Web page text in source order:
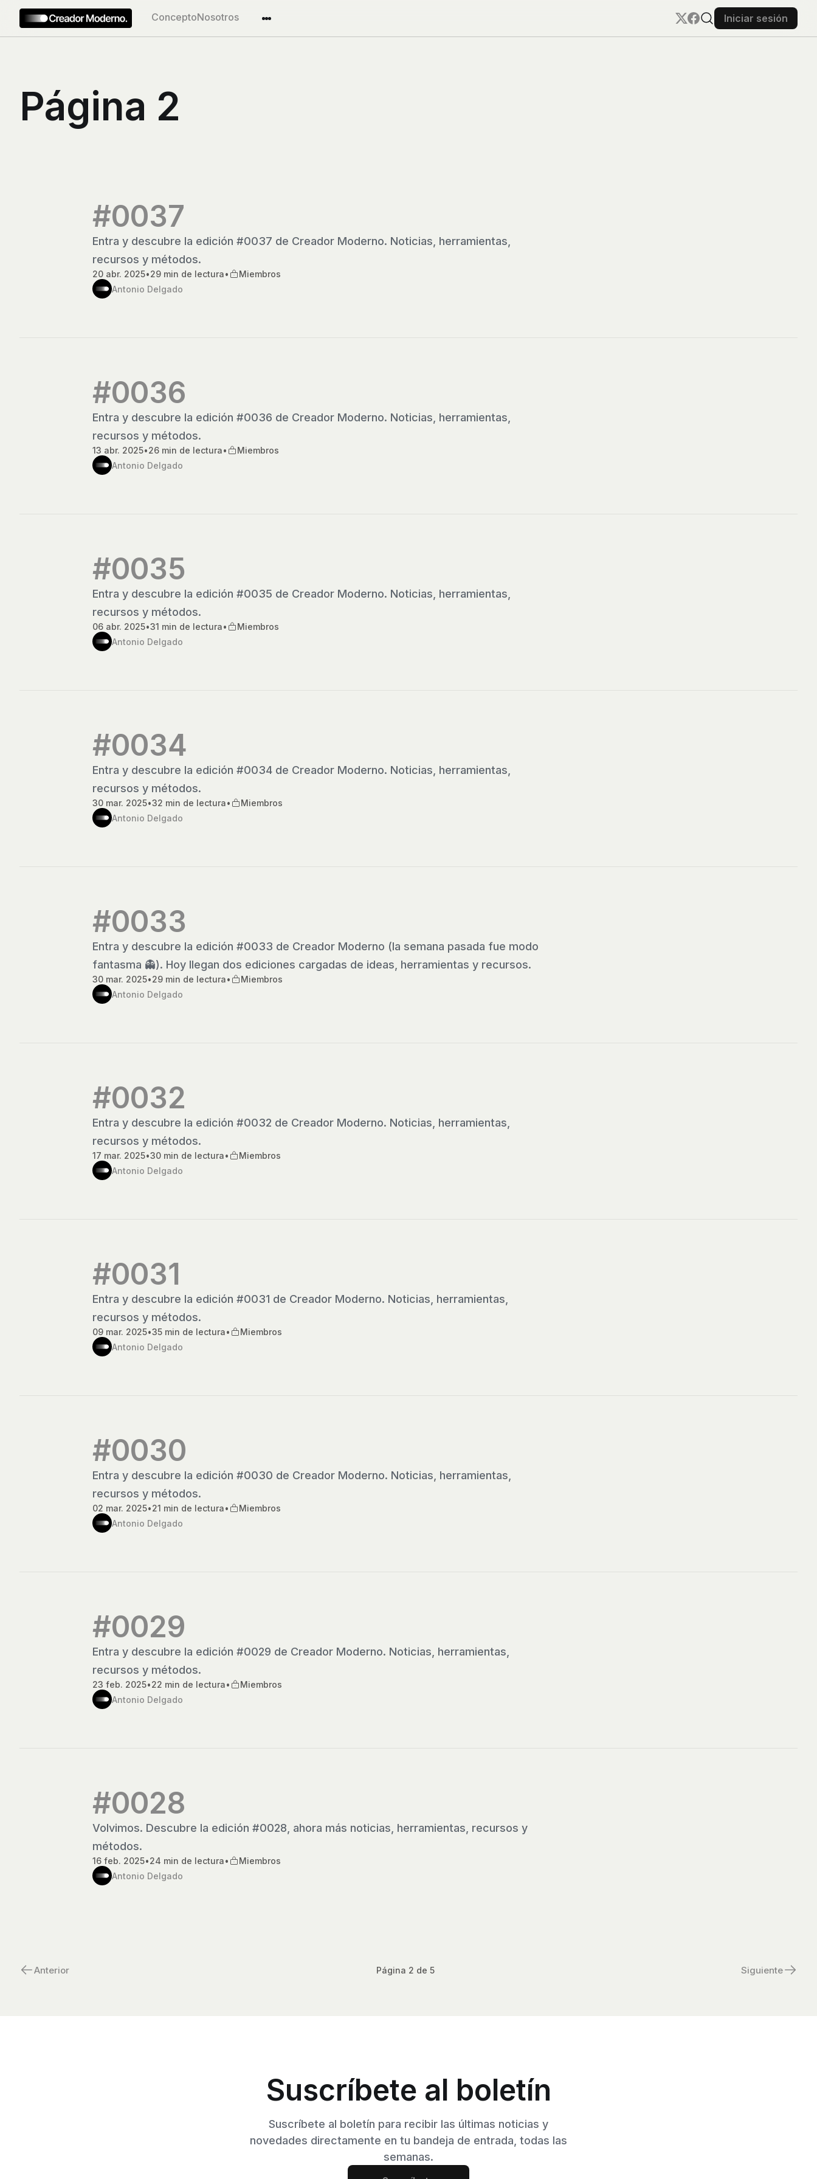
ConceptoNosotros Iniciar sesión
Página 2
#0037
Entra y descubre la edición #0037 de Creador Moderno. Noticias, herramientas,
recursos y métodos.
20 abr. 2025•29 min de lectura•
Miembros
Antonio Delgado
#0036
Entra y descubre la edición #0036 de Creador Moderno. Noticias, herramientas,
recursos y métodos.
13 abr. 2025•26 min de lectura•
Miembros
Antonio Delgado
#0035
Entra y descubre la edición #0035 de Creador Moderno. Noticias, herramientas,
recursos y métodos.
06 abr. 2025•31 min de lectura•
Miembros
Antonio Delgado
#0034
Entra y descubre la edición #0034 de Creador Moderno. Noticias, herramientas,
recursos y métodos.
30 mar. 2025•32 min de lectura•
Miembros
Antonio Delgado
#0033
Entra y descubre la edición #0033 de Creador Moderno (la semana pasada fue modo
fantasma 👻). Hoy llegan dos ediciones cargadas de ideas, herramientas y recursos.
30 mar. 2025•29 min de lectura•
Miembros
Antonio Delgado
#0032
Entra y descubre la edición #0032 de Creador Moderno. Noticias, herramientas,
recursos y métodos.
17 mar. 2025•30 min de lectura•
Miembros
Antonio Delgado
#0031
Entra y descubre la edición #0031 de Creador Moderno. Noticias, herramientas,
recursos y métodos.
09 mar. 2025•35 min de lectura•
Miembros
Antonio Delgado
#0030
Entra y descubre la edición #0030 de Creador Moderno. Noticias, herramientas,
recursos y métodos.
02 mar. 2025•21 min de lectura•
Miembros
Antonio Delgado
#0029
Entra y descubre la edición #0029 de Creador Moderno. Noticias, herramientas,
recursos y métodos.
23 feb. 2025•22 min de lectura•
Miembros
Antonio Delgado
#0028
Volvimos. Descubre la edición #0028, ahora más noticias, herramientas, recursos y
métodos.
16 feb. 2025•24 min de lectura•
Miembros
Antonio Delgado
Anterior Página 2 de 5 Siguiente
Suscríbete al boletín
Suscríbete al boletín para recibir las últimas noticias y
novedades directamente en tu bandeja de entrada, todas las
semanas.